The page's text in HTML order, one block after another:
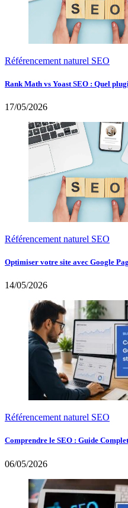
Référencement naturel SEO
Rank Math vs Yoast SEO : Quel
17/05/2026
Référencement naturel SEO
Optimiser votre site avec Google
14/05/2026
Référencement naturel SEO
Comprendre le SEO : Guide
06/05/2026